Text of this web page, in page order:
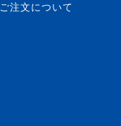
ご注文について